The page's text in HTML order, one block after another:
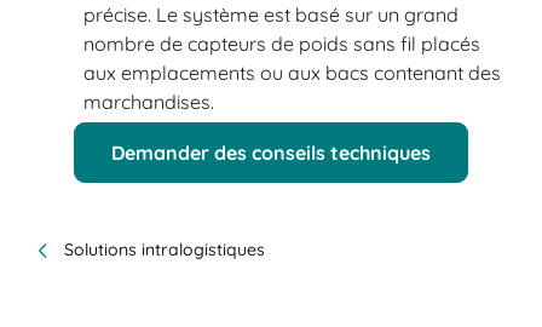
précise. Le système est basé sur un grand
nombre de capteurs de poids sans fil placés
aux emplacements ou aux bacs contenant des
marchandises.
Demander des conseils techniques
Solutions intralogistiques